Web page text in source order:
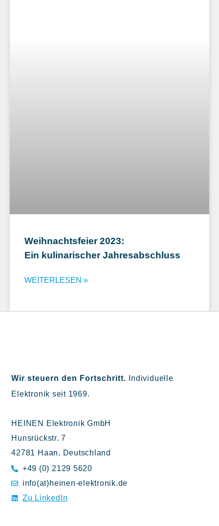
Weihnachtsfeier 2023:
Ein kulinarischer Jahresabschluss
WEITERLESEN »
Wir steuern den Fortschritt.
Individuelle
Elektronik seit 1969.
HEINEN Elektronik GmbH
Hunsrückstr. 7
42781 Haan, Deutschland
+49 (0) 2129 5620
info(at)heinen-elektronik.de
Zu LinkedIn